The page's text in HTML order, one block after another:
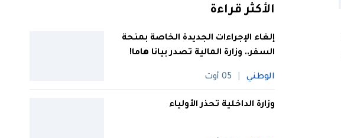
الأكثر قراءة
إلغاء الإجراءات الجديدة الخاصة بمنحة
السفر.. وزارة المالية تصدر بيانا هاما!
الوطني 05 أوت
وزارة الداخلية تحذر الأولياء